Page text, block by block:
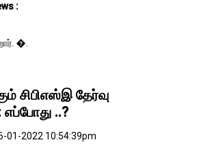
:
சிபிஎஸ்இ தேர்வு
எப்போது ..?
01-2022 10:54:39pm